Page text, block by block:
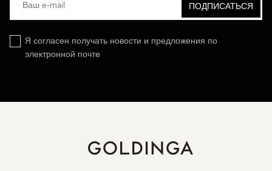
Я согласен получать новости и предложения по
электронной почте